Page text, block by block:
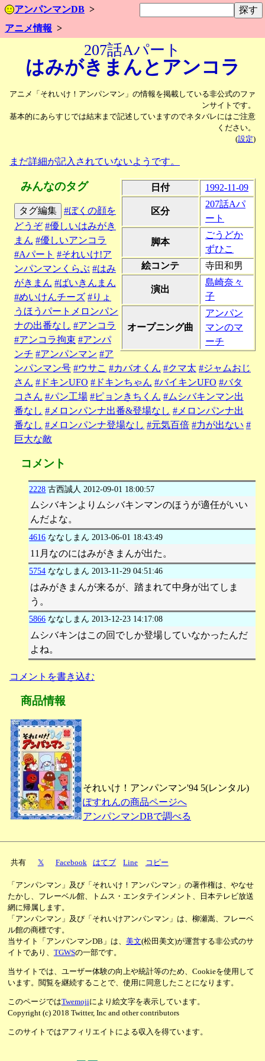
アンパンマンDB
アニメ情報
207話Aパート
はみがきまんと アンコラ
アニメ「それいけ！アンパンマン」の情報を掲載している非公式のファ
ンサイトです。
基本的にあらすじでは結末まで記述していますのでネタバレにはご注意
ください。
(設定)
まだ詳細が記入されていないようです。
日付 1992-11-09
区分
207話Aパ
ート
脚本
ごうどか
ずひこ
絵コンテ
寺田和男
演出
島崎奈々
子
オープニング曲
アンパン
マンのマ
ーチ
みんなのタグ
タグ編集
#ぼくの顔を
どうぞ #優しいはみがき
まん #優しいアンコラ
#Aパート #それいけ!ア
ンパンマンくらぶ #はみ
がきまん #ばいきんまん
#めいけんチーズ #りょ
うほうパートメロンパン
ナの出番なし #アンコラ
#アンコラ拘束 #アンパ
ンチ #アンパンマン #ア
ンパンマン号 #ウサこ #カバオくん #クマ太 #ジャムおじ
さん #ドキンUFO #ドキンちゃん #バイキンUFO #バタ
コさん #パン工場 #ピョンきちくん #ムシバキンマン出
番なし #メロンパンナ出番&登場なし #メロンパンナ出
番なし #メロンパンナ登場なし #元気百倍 #力が出ない #
巨大な敵
コメント
2228 古西誠人 2012-09-01 18:00:57
ムシバキンよりムシバキンマンのほうが適任がいい
んだよな。
4616 ななしまん 2013-06-01 18:43:49
11月なのにはみがきまんが出た。
5754 ななしまん 2013-11-29 04:51:46
はみがきまんが来るが、踏まれて中身が出てしま
う。
5866 ななしまん 2013-12-23 14:17:08
ムシバキンはこの回でしか登場していなかったんだ
よね。
コメントを書き込む
商品情報
それいけ！アンパンマン'94 5(レンタル)
ぽすれんの商品ページへ
アンパンマンDBで調べる
共有 𝕏 Facebook はてブ Line コピー
「アンパンマン」及び「それいけ！アンパンマン」の著作権は、やなせ
たかし、フレーベル館、トムス・エンタテインメント、日本テレビ放送
網に帰属します。
「アンパンマン」及び「それいけアンパンマン」は、柳瀬嵩、フレーベ
ル館の商標です。
当サイト「アンパンマンDB」は、 美文(松田美文)が運営する非公式のサ
イトであり、 TGWSの一部です。
当サイトでは、ユーザー体験の向上や統計等のため、Cookieを使用して
います。閲覧を継続することで、使用に同意したことになります。
このページではTwemojiにより絵文字を表示しています。
Copyright (c) 2018 Twitter, Inc and other contributors
このサイトではアフィリエイトによる収入を得ています。